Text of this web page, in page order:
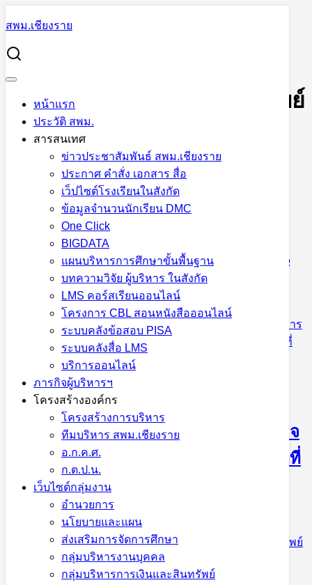
to
content
สพม.เชียงราย
หน้าแรก
ประวัติ สพม.
สารสนเทศ
ข่าวประชาสัมพันธ์ สพม.เชียงราย
ประกาศ คำสั่ง เอกสาร สื่อ
เว็ปไซต์โรงเรียนในสังกัด
ข้อมูลจำนวนนักเรียน DMC
One Click
BIGDATA
แผนบริหารการศึกษาขั้นพื้นฐาน
บทความวิจัย ผู้บริหาร ในสังกัด
LMS คอร์สเรียนออนไลน์
โครงการ CBL สอนหนังสือออนไลน์
ระบบคลังข้อสอบ PISA
ระบบคลังสื่อ LMS
บริการออนไลน์
ภารกิจผู้บริหารฯ
โครงสร้างองค์กร
โครงสร้างการบริหาร
ทีมบริหาร สพม.เชียงราย
อ.ก.ค.ศ.
ก.ต.ป.น.
เว็บไซต์กลุ่มงาน
อำนวยการ
นโยบายและแผน
ส่งเสริมการจัดการศึกษา
กลุ่มบริหารงานบุคคล
กลุ่มบริหารการเงินและสินทรัพย์
for:
บริหารงานการเงินและสินทรัพย์
บริหารงานการเงินและสินทรัพย์
การประชุมเพื่อรับฟังคำชี้แจงและจัดทำ
เอกสารการขอรับเงินบำเหน็จบำนาญ
สำหรับข้าราชการและลูกจ้างประจำที่จะ
เกษียณอายุราชการ ประจำปีงบประมาณ
19 กรกฎาคม 2023 19 กรกฎาคม 2023
บริหารงานการ
บริหารงานบุคคล ภารกิจผู้บริหารเขตพื้นที่
สพม.เชียงราย เข้าร่วมประชุมเชิงปฏิบัติ
การเตรียมความพร้อมการถ่ายโอนภารกิจ
สำนักงานเขตพื้นที่การศึกษามัธยมศึกษาที่
กำหนดใหม่ 20 เขต
19 กรกฎาคม 202319 กรกฎาคม 2023
ประชาสัมพันธ์ สพม.เชียงราย,บริหารงานการเงินและสินทรัพย์